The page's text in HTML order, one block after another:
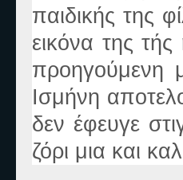
παιδικής της
εικόνα της
προηγούμενη
Ισμήνη
δεν έφευγε
ζόρι μια και